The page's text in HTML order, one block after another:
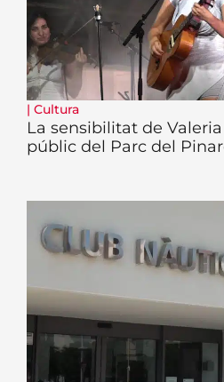
| Cultura
La sensibilitat de
públic del Parc del